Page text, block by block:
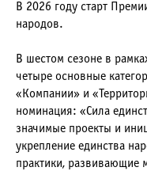
В 2026 году старт
народов.
В шестом сезоне в
четыре основные
«Компании» и
номинация: «Сила
значимые проекты и
укрепление единства
практики, развивающие